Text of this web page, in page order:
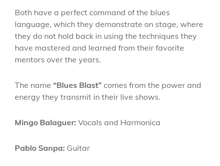
Both have a perfect command of the blues
language, which they demonstrate on stage, where
they do not hold back in using the techniques they
have mastered and learned from their favorite
mentors over the years.
The name “Blues Blast” comes from the power and
energy they transmit in their live shows.
Mingo Balaguer: Vocals and Harmonica
Pablo Sanpa: Guitar